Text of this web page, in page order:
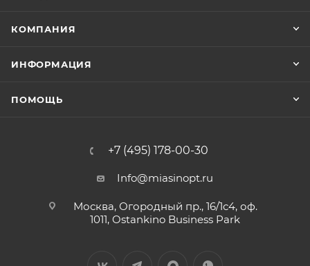
КОМПАНИЯ
ИНФОРМАЦИЯ
ПОМОЩЬ
+7 (495) 178-00-30
Info@miasinopt.ru
Москва, Огородный пр., 16/1с4, оф.
1011, Ostankino Business Park